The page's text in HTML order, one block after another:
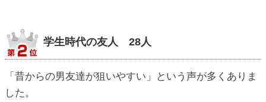
学生時代の友人 28人
「昔からの男友達が狙いやすい」という声が多くありま
した。